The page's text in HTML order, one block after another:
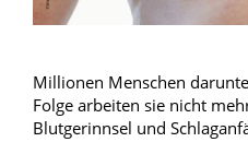
Millionen Menschen
Folge arbeiten sie nicht
Blutgerinnsel und